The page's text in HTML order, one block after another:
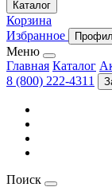
Каталог
Корзина
Избранное
Меню
Главная Каталог
8 (800) 222-4311
Поиск